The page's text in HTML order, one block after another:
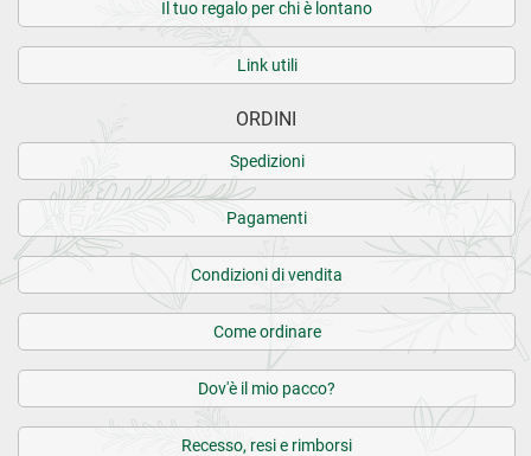
Il tuo regalo per chi è lontano
Link utili
ORDINI
Spedizioni
Pagamenti
Condizioni di vendita
Come ordinare
Dov'è il mio pacco?
Recesso, resi e rimborsi